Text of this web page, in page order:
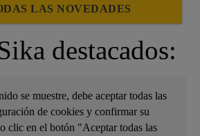
de todos estos procesos”
su tecnología.
a Surge Ambiental, Cementos
capítulo del videopodcast
LAS NOVEDADES
destacados:
se muestre, debe aceptar todas las
de cookies y confirmar su
clic en el botón "Aceptar todas las